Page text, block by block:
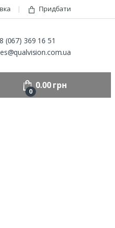
Придбати
(067) 369 16 51
0
0.00грн